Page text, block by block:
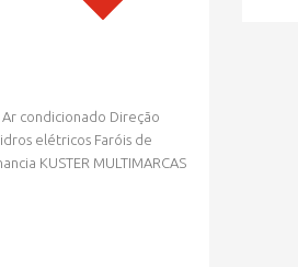
HYUNDAI
Direção
elétricos Faróis de
KUSTER MULTIMARCAS